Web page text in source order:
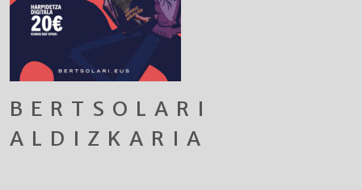
BERTSOLARI
ALDIZKARIA